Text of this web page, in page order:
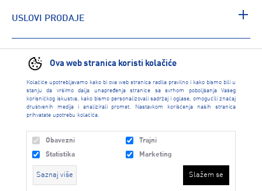
Ova web stranica koristi kolačiće
Kolačiće upotrebljavamo kako bi ova web stranica radila pravilno i kako bismo bili u
stanju da vršimo dalja unapređenja stranice sa svrhom poboljšanja Vašeg
korisničkog iskustva, kako bismo personalizovali sadržaj i oglase, omogućili značaj
društvenih medija i analizirali promet. Nastavkom korišćenja naših stranica
prihvatate upotrebu kolačića.
Obavezni
Trajni
Statistika
Marketing
Saznaj više Slažem se
USLOVI PRODAJE
PRONAĐI RADNJU
INTERSPORT 2026 created by Enetel Solutions